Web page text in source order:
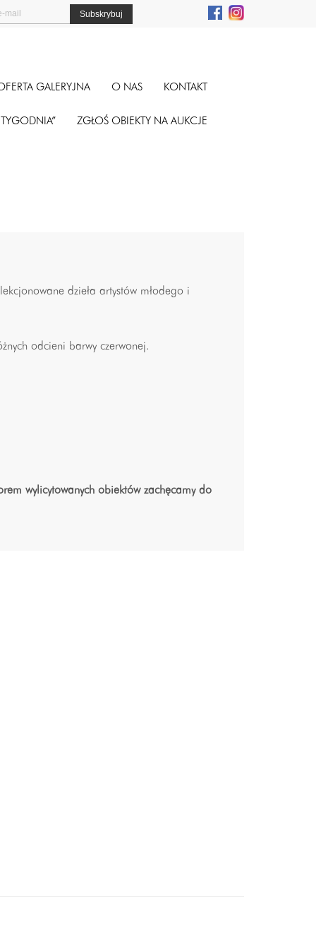
GALERYJNA O NAS KONTAKT
ZGŁOŚ OBIEKTY NA AUKCJE
dzieła artystów młodego i
odcieni barwy czerwonej.
wylicytowanych obiektów zachęcamy do